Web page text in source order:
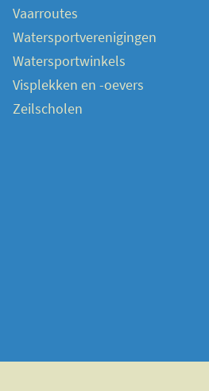
Vaarroutes
Watersportverenigingen
Watersportwinkels
Visplekken en -oevers
Zeilscholen